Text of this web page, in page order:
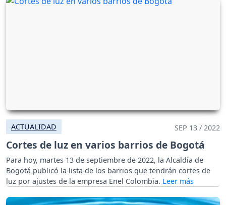
ACTUALIDAD SEP 13 / 2022
Cortes de luz en varios barrios de Bogotá
Para hoy, martes 13 de septiembre de 2022, la Alcaldía de
Bogotá publicó la lista de los barrios que tendrán cortes de
luz por ajustes de la empresa Enel Colombia.